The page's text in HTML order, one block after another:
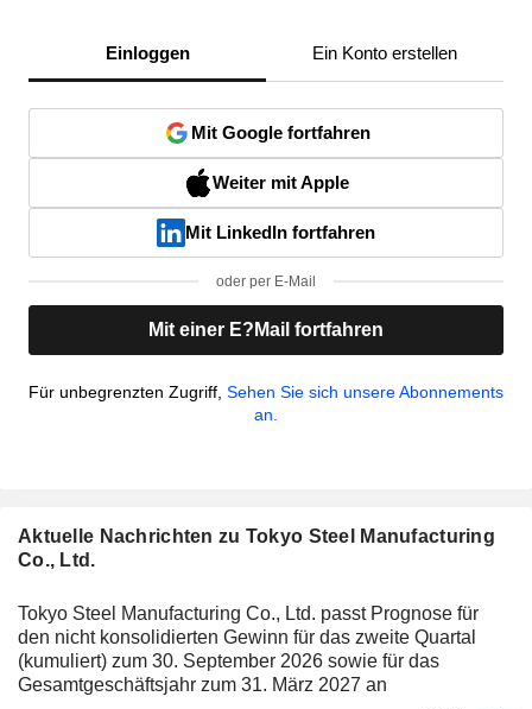
Einloggen Ein Konto erstellen
Mit Google fortfahren
Weiter mit Apple
Mit LinkedIn fortfahren
oder per E-Mail
Mit einer E?Mail fortfahren
Für unbegrenzten Zugriff, Sehen Sie sich unsere Abonnements
an.
Aktuelle Nachrichten zu Tokyo Steel Manufacturing
Co., Ltd.
Tokyo Steel Manufacturing Co., Ltd. passt Prognose für
den nicht konsolidierten Gewinn für das zweite Quartal
(kumuliert) zum 30. September 2026 sowie für das
Gesamtgeschäftsjahr zum 31. März 2027 an